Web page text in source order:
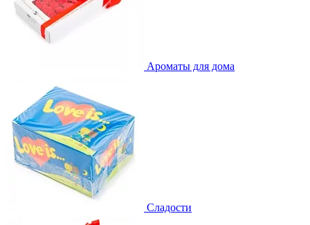
Ароматы для дома
Сладости